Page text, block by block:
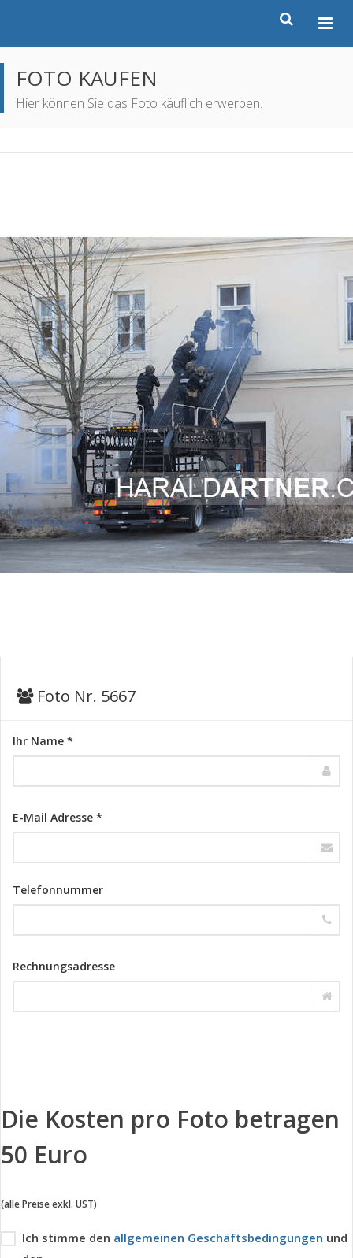
FOTO KAUFEN
Hier können Sie das Foto käuflich erwerben.
Foto Nr. 5667
Ihr Name *
E-Mail Adresse *
Telefonnummer
Rechnungsadresse
Die Kosten pro Foto betragen
50 Euro
(alle Preise exkl. UST)
Ich stimme den allgemeinen Geschäftsbedingungen und